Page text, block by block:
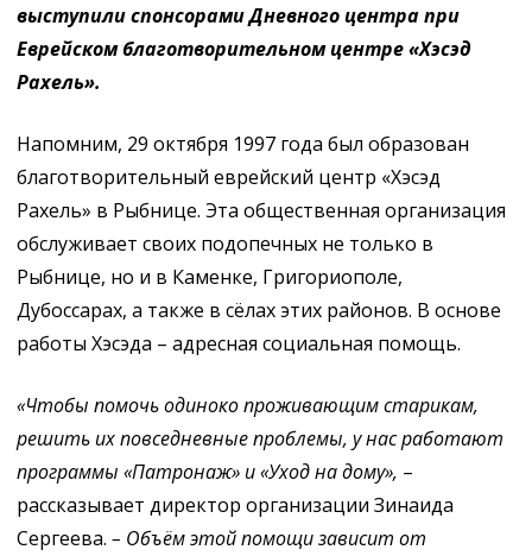
выступили спонсорами Дневного центра при
Еврейском благотворительном центре «Хэсэд
Рахель».
Напомним, 29 октября 1997 года был образован
благотворительный еврейский центр «Хэсэд
Рахель» в Рыбнице. Эта общественная организация
обслуживает своих подопечных не только в
Рыбнице, но и в Каменке, Григориополе,
Дубоссарах, а также в сёлах этих районов. В основе
работы Хэсэда – адресная социальная помощь.
«Чтобы помочь одиноко проживающим старикам,
решить их повседневные проблемы, у нас работают
программы «Патронаж» и «Уход на дому», –
рассказывает директор организации Зинаида
Сергеева. – Объём этой помощи зависит от